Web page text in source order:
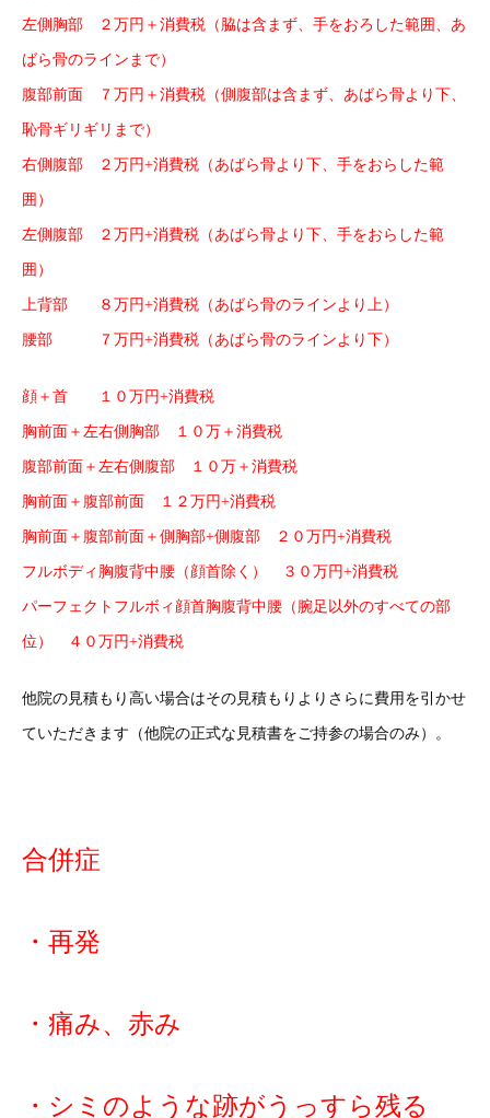
左側胸部 ２万円＋消費税（脇は含まず、手をおろした範囲、あ
ばら骨のラインまで）
腹部前面 ７万円＋消費税（側腹部は含まず、あばら骨より下、
恥骨ギリギリまで）
右側腹部 ２万円+消費税（あばら骨より下、手をおらした範
囲）
左側腹部 ２万円+消費税（あばら骨より下、手をおらした範
囲）
上背部 ８万円+消費税（あばら骨のラインより上）
腰部 ７万円+消費税（あばら骨のラインより下）
顔＋首 １０万円+消費税
胸前面＋左右側胸部 １０万＋消費税
腹部前面＋左右側腹部 １０万＋消費税
胸前面＋腹部前面 １２万円+消費税
胸前面＋腹部前面＋側胸部+側腹部 ２０万円+消費税
フルボディ胸腹背中腰（顔首除く） ３０万円+消費税
パーフェクトフルボィ顔首胸腹背中腰（腕足以外のすべての部
位） ４０万円+消費税
他院の見積もり高い場合はその見積もりよりさらに費用を引かせ
ていただきます（他院の正式な見積書をご持参の場合のみ）。
合併症
・再発
・痛み、赤み
・シミのような跡がうっすら残る